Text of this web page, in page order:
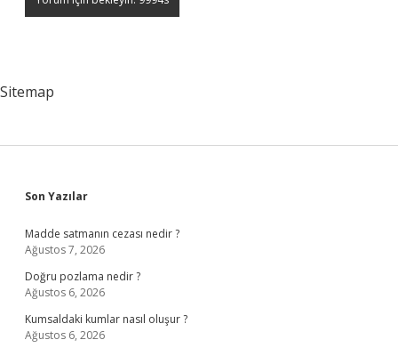
Sitemap
Sidebar
Son Yazılar
Madde satmanın cezası nedir ?
Ağustos 7, 2026
Doğru pozlama nedir ?
Ağustos 6, 2026
Kumsaldaki kumlar nasıl oluşur ?
Ağustos 6, 2026